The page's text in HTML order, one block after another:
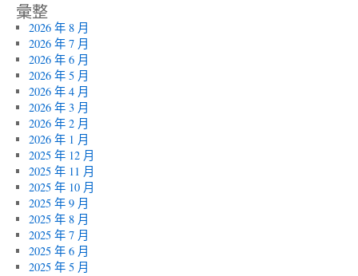
彙整
2026 年 8 月
2026 年 7 月
2026 年 6 月
2026 年 5 月
2026 年 4 月
2026 年 3 月
2026 年 2 月
2026 年 1 月
2025 年 12 月
2025 年 11 月
2025 年 10 月
2025 年 9 月
2025 年 8 月
2025 年 7 月
2025 年 6 月
2025 年 5 月